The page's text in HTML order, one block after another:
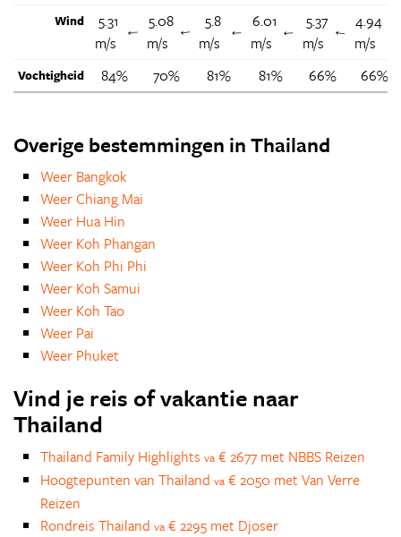
Wind
5.31
m/s
↑
5.08
m/s
↑
5.8
m/s
↑
6.01
m/s
↑
5.37
m/s
↑
4.94
m/s
Vochtigheid 84% 70% 81% 81% 66% 66%
Overige bestemmingen in Thailand
Weer Bangkok
Weer Chiang Mai
Weer Hua Hin
Weer Koh Phangan
Weer Koh Phi Phi
Weer Koh Samui
Weer Koh Tao
Weer Pai
Weer Phuket
Vind je reis of vakantie naar
Thailand
Thailand Family Highlights va € 2677 met NBBS Reizen
Hoogtepunten van Thailand va € 2050 met Van Verre
Reizen
Rondreis Thailand va € 2295 met Djoser